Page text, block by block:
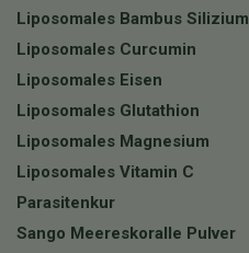
Liposomales Bambus Silizium
Liposomales Curcumin
Liposomales Eisen
Liposomales Glutathion
Liposomales Magnesium
Liposomales Vitamin C
Parasitenkur
Sango Meereskoralle Pulver